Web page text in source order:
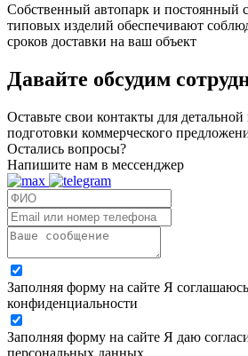
Собственный автопарк и постоянный
типовых изделий обеспечивают
сроков доставки на ваш объект
Давайте обсудим
Оставьте свои контакты для детальной
подготовки коммерческого
Остались вопросы?
Напишите нам в мессенджер
Заполняя форму на сайте Я
конфиденциальности
Заполняя форму на сайте Я даю
персональных данных.